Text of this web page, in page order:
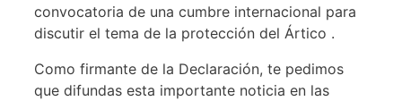
convocatoria de una cumbre internacional para
discutir el tema de la protección del Ártico .
Como firmante de la Declaración, te pedimos
que difundas esta importante noticia en las